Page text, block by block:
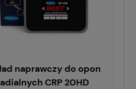
naprawczy do opon
CRP 20HD